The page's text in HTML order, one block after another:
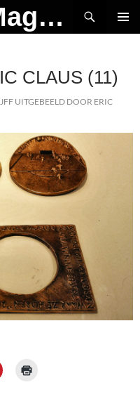
MAD Media Magazine
CLAUS (11)
UITGEBEELD DOOR ERIC